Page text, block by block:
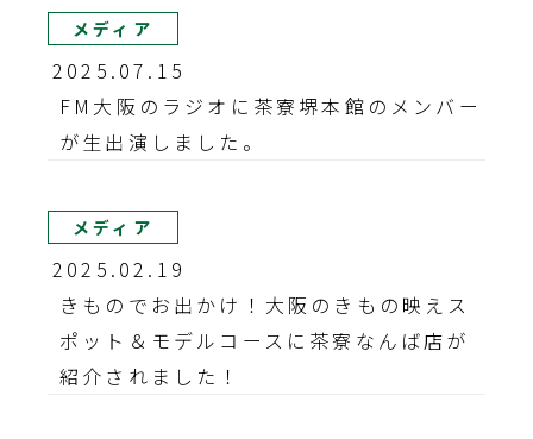
メディア
2025.07.15
FM大阪のラジオに茶寮堺本館のメンバー
が生出演しました。
メディア
2025.02.19
きものでお出かけ！大阪のきもの映えス
ポット＆モデルコースに茶寮なんば店が
紹介されました！